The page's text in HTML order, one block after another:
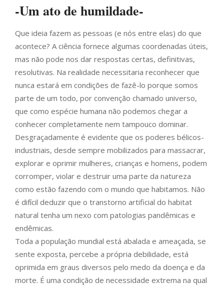
-Um ato de humildade-
Que ideia fazem as pessoas (e nós entre elas) do que
acontece? A ciência fornece algumas coordenadas úteis,
mas não pode nos dar respostas certas, definitivas,
resolutivas. Na realidade necessitaria reconhecer que
nunca estará em condições de fazê-lo porque somos
parte de um todo, por convenção chamado universo,
que como espécie humana não podemos chegar a
conhecer completamente nem tampouco dominar.
Desgraçadamente é evidente que os poderes bélicos-
industriais, desde sempre mobilizados para massacrar,
explorar e oprimir mulheres, crianças e homens, podem
corromper, violar e destruir uma parte da natureza
como estão fazendo com o mundo que habitamos. Não
é difícil deduzir que o transtorno artificial do habitat
natural tenha um nexo com patologias pandêmicas e
endêmicas.
Toda a população mundial está abalada e ameaçada, se
sente exposta, percebe a própria debilidade, está
oprimida em graus diversos pelo medo da doença e da
morte. É uma condição de necessidade extrema na qual